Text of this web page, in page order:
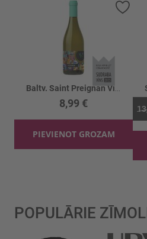
8,99 €
PIEVIENOT GROZAM
POPULĀRIE